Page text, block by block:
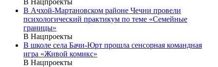
В Ачхой-Мартановском районе Чечни провели
психологический практикум по теме «Семейные
границы»
В Нацпроекты
В школе села Бачи-Юрт прошла сенсорная командная
игра «Живой комикс»
В Нацпроекты